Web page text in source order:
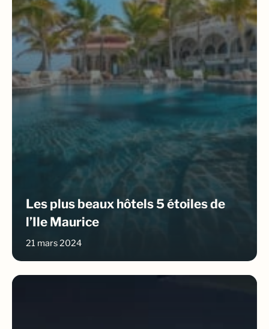
Les plus beaux hôtels 5 étoiles de
l’Ile Maurice
21 mars 2024